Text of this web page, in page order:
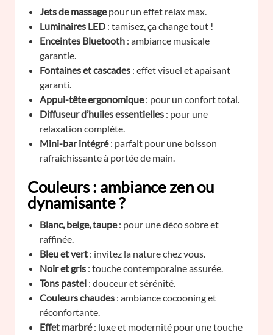
Jets de massagepour un effet relax max.
Luminaires LED : tamisez, ça change tout !
Enceintes Bluetooth : ambiance musicale
garantie.
Fontaines et cascades : effet visuel et apaisant
garanti.
Appui-tête ergonomique: pour un confort total.
Diffuseur d’huiles essentielles : pour une
relaxation complète.
Mini-bar intégré: parfait pour une boisson
rafraîchissante à portée de main.
Couleurs : ambiance zen ou
dynamisante ?
Blanc, beige, taupe: pour une déco sobre et
raffinée.
Bleu et vert : invitez la nature chez vous.
Noir et gris : touche contemporaine assurée.
Tons pastel : douceur et sérénité.
Couleurs chaudes : ambiance cocooning et
réconfortante.
Effet marbré: luxe et modernité pour une touche